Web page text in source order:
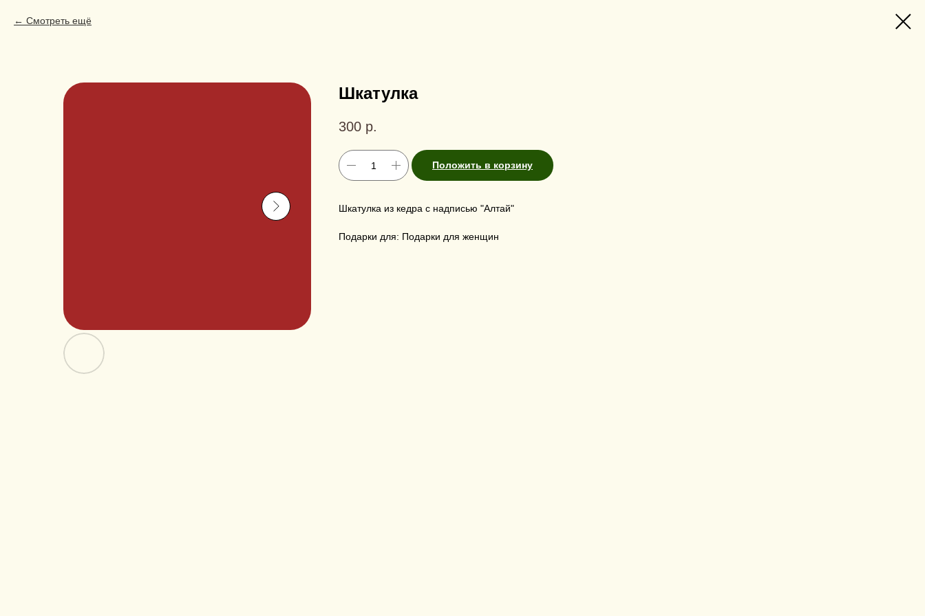
Смотреть ещё
Шкатулка
300 р.
Положить в корзину
Шкатулка из кедра с надписью "Алтай"
Подарки для: Подарки для женщин